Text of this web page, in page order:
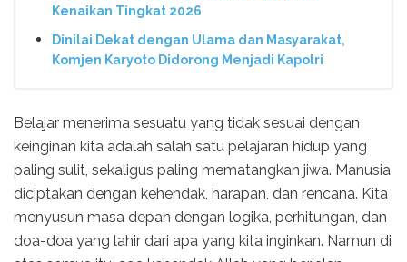
Kenaikan Tingkat 2026
Dinilai Dekat dengan Ulama dan Masyarakat,
Komjen Karyoto Didorong Menjadi Kapolri
Belajar menerima sesuatu yang tidak sesuai dengan
keinginan kita adalah salah satu pelajaran hidup yang
paling sulit, sekaligus paling mematangkan jiwa. Manusia
diciptakan dengan kehendak, harapan, dan rencana. Kita
menyusun masa depan dengan logika, perhitungan, dan
doa-doa yang lahir dari apa yang kita inginkan. Namun di